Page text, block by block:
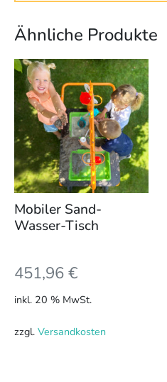
Ähnliche Produkte
Mobiler Sand-
Wasser-Tisch
451,96€
inkl. 20 % MwSt.
zzgl. Versandkosten